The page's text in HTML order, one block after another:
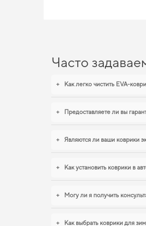
Часто
+ Как легко чистить EVA-
+ Предоставляете ли вы
+ Являются ли ваши коврики
+ Как установить коврики в
+ Могу ли я получить
+ Как выбрать коврики для